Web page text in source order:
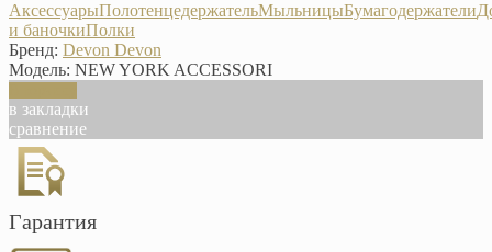
АксессуарыПолотенцедержательМыльницыБумагодержатели
и баночкиПолки
Бренд: Devon Devon
Модель: NEW YORK ACCESSORI
в закладки
сравнение
Гарантия